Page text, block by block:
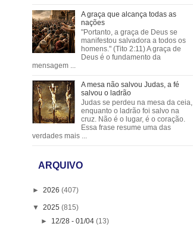
A graça que alcança todas as
nações
"Portanto, a graça de Deus se
manifestou salvadora a todos os
homens." (Tito 2:11) A graça de
Deus é o fundamento da
mensagem ...
A mesa não salvou Judas, a fé
salvou o ladrão
Judas se perdeu na mesa da ceia,
enquanto o ladrão foi salvo na
cruz. Não é o lugar, é o coração.
Essa frase resume uma das
verdades mais ...
ARQUIVO
► 2026 (407)
▼ 2025 (815)
► 12/28 - 01/04(13)